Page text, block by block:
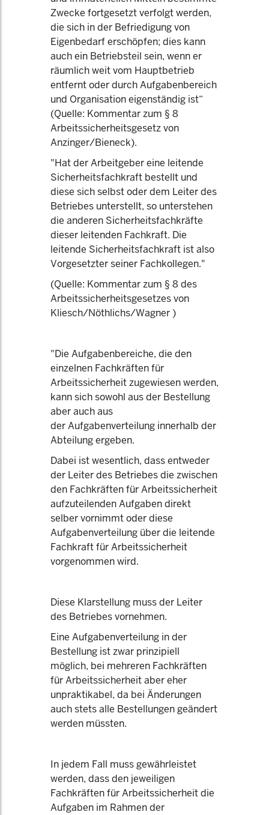
Zwecke fortgesetzt verfolgt werden,
die sich in der Befriedigung von
Eigenbedarf erschöpfen; dies kann
auch ein Betriebsteil sein, wenn er
räumlich weit vom Hauptbetrieb
entfernt oder durch Aufgabenbereich
und Organisation eigenständig ist“
(Quelle: Kommentar zum § 8
Arbeitssicherheitsgesetz von
Anzinger/Bieneck).
"Hat der Arbeitgeber eine leitende
Sicherheitsfachkraft bestellt und
diese sich selbst oder dem Leiter des
Betriebes unterstellt, so unterstehen
die anderen Sicherheitsfachkräfte
dieser leitenden Fachkraft. Die
leitende Sicherheitsfachkraft ist also
Vorgesetzter seiner Fachkollegen."
(Quelle: Kommentar zum § 8 des
Arbeitssicherheitsgesetzes von
Kliesch/Nöthlichs/Wagner )
"Die Aufgabenbereiche, die den
einzelnen Fachkräften für
Arbeitssicherheit zugewiesen werden,
kann sich sowohl aus der Bestellung
aber auch aus
der Aufgabenverteilung innerhalb der
Abteilung ergeben.
Dabei ist wesentlich, dass entweder
der Leiter des Betriebes die zwischen
den Fachkräften für Arbeitssicherheit
aufzuteilenden Aufgaben direkt
selber vornimmt oder diese
Aufgabenverteilung über die leitende
Fachkraft für Arbeitssicherheit
vorgenommen wird.
Diese Klarstellung muss der Leiter
des Betriebes vornehmen.
Eine Aufgabenverteilung in der
Bestellung ist zwar prinzipiell
möglich, bei mehreren Fachkräften
für Arbeitssicherheit aber eher
unpraktikabel, da bei Änderungen
auch stets alle Bestellungen geändert
werden müssten.
In jedem Fall muss gewährleistet
werden, dass den jeweiligen
Fachkräften für Arbeitssicherheit die
Aufgaben im Rahmen der